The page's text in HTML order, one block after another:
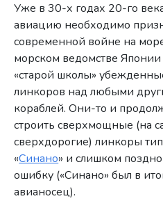
Уже в 30-х годах 20-го
авиацию необходимо
современной войне на
морском ведомстве
«старой школы»
линкоров над любыми
кораблей. Они-то и
строить сверхмощные (на
сверхдорогие) линкоры
«Синано» и слишком
ошибку («Синано» был в
авианосец).